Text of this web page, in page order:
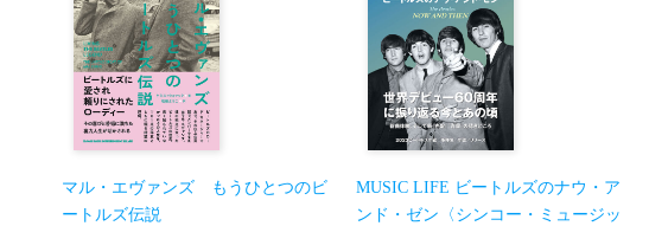
マル・エヴァンズ もうひとつのビ
ートルズ伝説
MUSIC LIFE ビートルズのナウ・ア
ンド・ゼン〈シンコー・ミュージッ